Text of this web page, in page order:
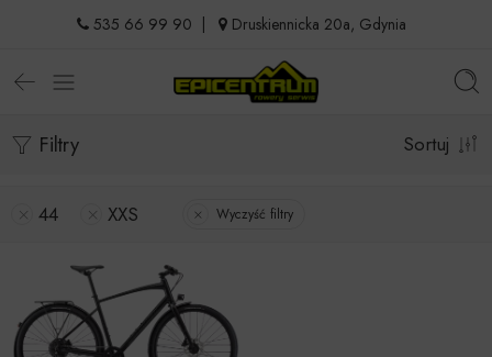
535 66 99 90 Druskiennicka 20a, Gdynia
Filtry Sortuj
44 XXS Wyczyść filtry